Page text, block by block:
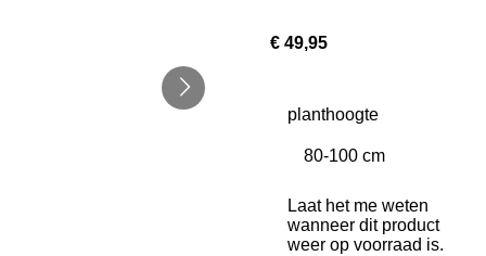
€ 49,95
planthoogte
Laat het me weten
wanneer dit product
weer op voorraad is.